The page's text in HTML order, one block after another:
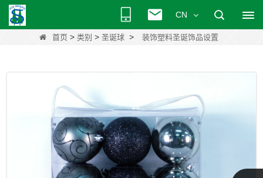
CN
首页 > 类别 > 圣诞球> 装饰塑料圣诞饰品设置